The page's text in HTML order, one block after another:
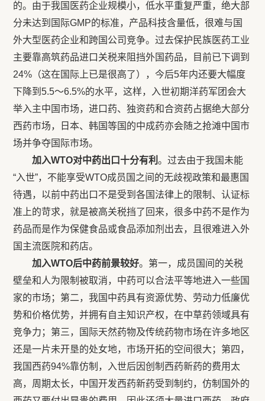
的。由于我国医药企业规模小，低水平重复严重，绝大部
分未达到国际GMP的标准，产品科技含量低，很难与国
外大型医药企业和跨国公司竞争。过去保护民族医药工业
主要靠高筑药品进口关税来阻挡外国药品，目前已下调到
24%（这在国际上已是很高了），今后5年内还要大幅度
下降到5.5～6.5%的水平，这样，入世初期洋药军团会大
举入主中国市场，进口药、独资药和合资药占据绝大部分
西药市场，日本、韩国等国的中成药亦会随之抢滩中国市
场并争夺国际市场。
加入WTO对中药出口十分有利。过去由于我国未能
“入世”，不能享受WTO成员国之间的无歧视政策和最惠国
待遇，以前中药出口不是受到各国法律上的限制、认证标
准上的苛求，就是被高关税挡了回来，很多中药不是作为
药品而是作为保健食品或食品添加剂出去，且很难进入外
国主流医院和药店。
加入WTO后中药前景较好。第一，成员国间的关税
壁垒和人为限制被取消，中药可以合法平等地进入一些国
家的市场；第二，我国中药具有资源优势、劳动力低廉优
势和价格优势，并拥有自主知识产权，在中草药领域具有
竞争力；第三，国际天然药物及传统药物市场在许多地区
还是一片未开垦的处女地，市场开拓的空间很大；第四，
我国西药94%靠仿制，入世后因创制西药新药的费用太
高，周期太长，中国开发西药新药受到制约，仿制国外的